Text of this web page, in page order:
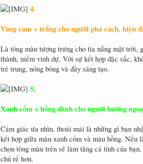
4.
Vàng cam + trắng cho người phá cách, hiện
Là tông màu tượng trưng cho tia nắng mặt trời,
thành, niềm vinh dự. Với sự kết hợp đặc sắc,
trẻ trung, nóng bỏng và đầy sáng tạo.
5.
Xanh cốm + hồng dành cho người hướng
Cảm giác ưa nhìn, thoải mái là những gì bạn
kết hợp giữa màu xanh cốm và màu hồng.
chọn tông màu trên sẽ làm tăng cá tính của
chú rể hơn.